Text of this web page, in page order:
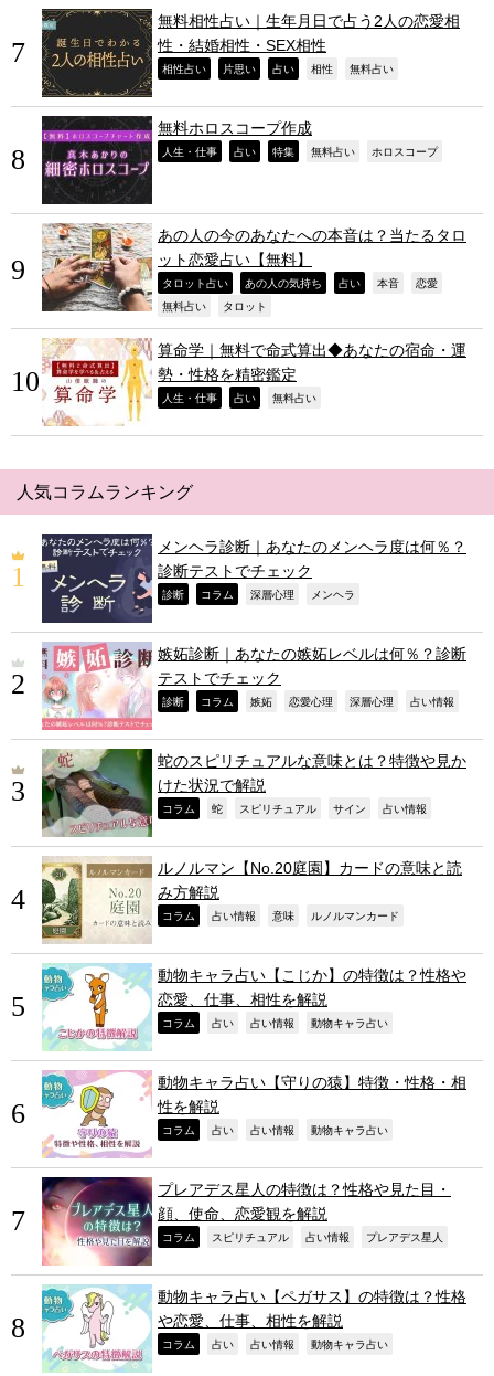
無料相性占い｜生年月日で占う2人の恋愛相
性・結婚相性・SEX相性
相性占い 片思い 占い 相性 無料占い
無料ホロスコープ作成
人生・仕事 占い 特集 無料占い ホロスコープ
あの人の今のあなたへの本音は？当たるタロ
ット恋愛占い【無料】
タロット占い あの人の気持ち 占い 本音 恋愛
無料占い タロット
算命学｜無料で命式算出◆あなたの宿命・運
勢・性格を精密鑑定
人生・仕事 占い 無料占い
人気コラムランキング
メンヘラ診断｜あなたのメンヘラ度は何％？
診断テストでチェック
診断 コラム 深層心理 メンヘラ
嫉妬診断｜あなたの嫉妬レベルは何％？診断
テストでチェック
診断 コラム 嫉妬 恋愛心理 深層心理 占い情報
蛇のスピリチュアルな意味とは？特徴や見か
けた状況で解説
コラム 蛇 スピリチュアル サイン 占い情報
ルノルマン【No.20庭園】カードの意味と読
み方解説
コラム 占い情報 意味 ルノルマンカード
動物キャラ占い【こじか】の特徴は？性格や
恋愛、仕事、相性を解説
コラム 占い 占い情報 動物キャラ占い
動物キャラ占い【守りの猿】特徴・性格・相
性を解説
コラム 占い 占い情報 動物キャラ占い
プレアデス星人の特徴は？性格や見た目・
顔、使命、恋愛観を解説
コラム スピリチュアル 占い情報 プレアデス星人
動物キャラ占い【ペガサス】の特徴は？性格
や恋愛、仕事、相性を解説
コラム 占い 占い情報 動物キャラ占い